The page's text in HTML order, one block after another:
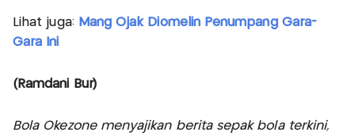
Lihat juga: Mang Ojak Diomelin Penumpang Gara-
Gara Ini
(Ramdani Bur)
Bola Okezone menyajikan berita sepak bola terkini,